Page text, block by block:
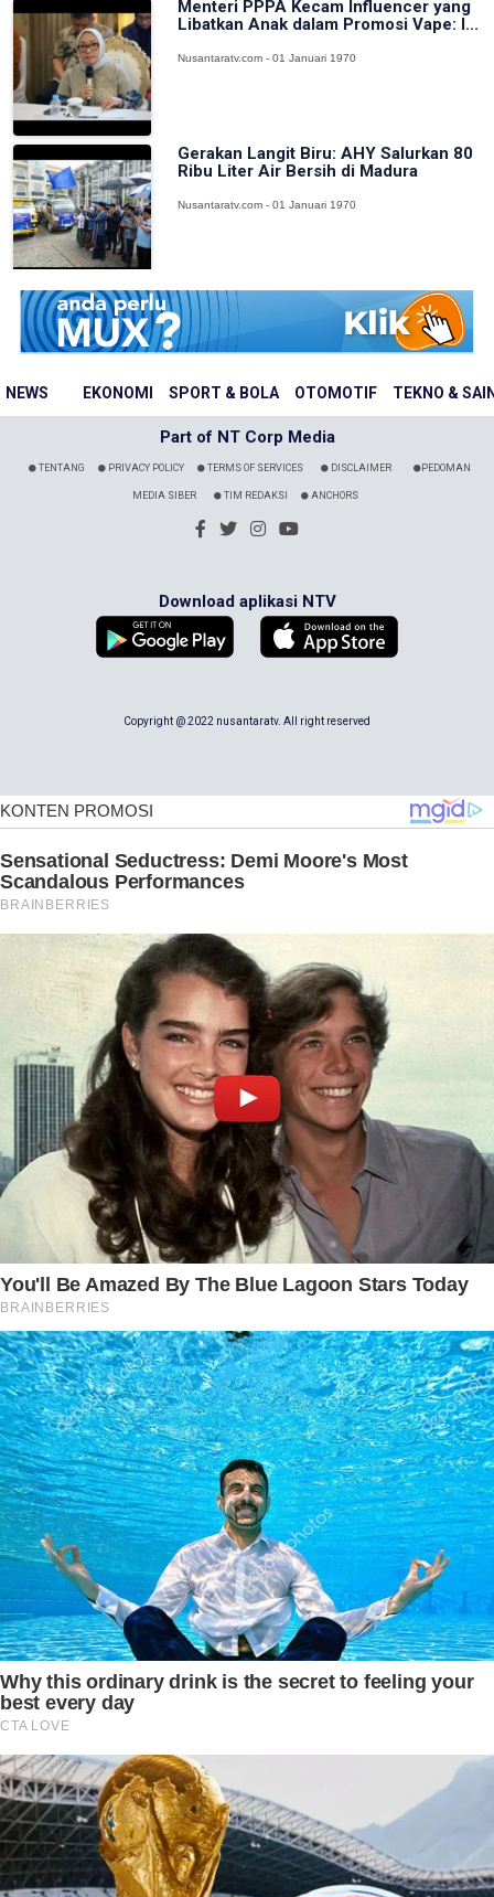
NEWS EKONOMI SPORT & BOLA OTOMOTIF TEKNO &
Menteri PPPA Kecam Influencer yang
Libatkan Anak dalam Promosi Vape: I...
Nusantaratv.com - 01 Januari 1970
Gerakan Langit Biru: AHY Salurkan 80
Ribu Liter Air Bersih di Madura
Nusantaratv.com - 01 Januari 1970
Part of NT Corp Media
TENTANG PRIVACY POLICY TERMS OF SERVICES DISCLAIMER PEDOMAN
MEDIA SIBER TIM REDAKSI ANCHORS
Download aplikasi NTV
Copyright @ 2022 nusantaratv. All right reserved